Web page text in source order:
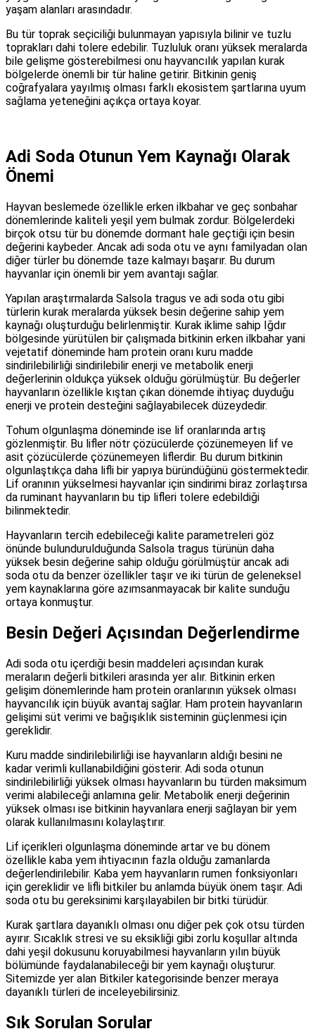
yaşam alanları arasındadır.
Bu tür toprak seçiciliği bulunmayan yapısıyla bilinir ve tuzlu
toprakları dahi tolere edebilir. Tuzluluk oranı yüksek meralarda
bile gelişme gösterebilmesi onu hayvancılık yapılan kurak
bölgelerde önemli bir tür haline getirir. Bitkinin geniş
coğrafyalara yayılmış olması farklı ekosistem şartlarına uyum
sağlama yeteneğini açıkça ortaya koyar.
Adi Soda Otunun Yem Kaynağı Olarak
Önemi
Hayvan beslemede özellikle erken ilkbahar ve geç sonbahar
dönemlerinde kaliteli yeşil yem bulmak zordur. Bölgelerdeki
birçok otsu tür bu dönemde dormant hale geçtiği için besin
değerini kaybeder. Ancak adi soda otu ve aynı familyadan olan
diğer türler bu dönemde taze kalmayı başarır. Bu durum
hayvanlar için önemli bir yem avantajı sağlar.
Yapılan araştırmalarda Salsola tragus ve adi soda otu gibi
türlerin kurak meralarda yüksek besin değerine sahip yem
kaynağı oluşturduğu belirlenmiştir. Kurak iklime sahip Iğdır
bölgesinde yürütülen bir çalışmada bitkinin erken ilkbahar yani
vejetatif döneminde ham protein oranı kuru madde
sindirilebilirliği sindirilebilir enerji ve metabolik enerji
değerlerinin oldukça yüksek olduğu görülmüştür. Bu değerler
hayvanların özellikle kıştan çıkan dönemde ihtiyaç duyduğu
enerji ve protein desteğini sağlayabilecek düzeydedir.
Tohum olgunlaşma döneminde ise lif oranlarında artış
gözlenmiştir. Bu lifler nötr çözücülerde çözünemeyen lif ve
asit çözücülerde çözünemeyen liflerdir. Bu durum bitkinin
olgunlaştıkça daha lifli bir yapıya büründüğünü göstermektedir.
Lif oranının yükselmesi hayvanlar için sindirimi biraz zorlaştırsa
da ruminant hayvanların bu tip lifleri tolere edebildiği
bilinmektedir.
Hayvanların tercih edebileceği kalite parametreleri göz
önünde bulundurulduğunda Salsola tragus türünün daha
yüksek besin değerine sahip olduğu görülmüştür ancak adi
soda otu da benzer özellikler taşır ve iki türün de geleneksel
yem kaynaklarına göre azımsanmayacak bir kalite sunduğu
ortaya konmuştur.
Besin Değeri Açısından Değerlendirme
Adi soda otu içerdiği besin maddeleri açısından kurak
meraların değerli bitkileri arasında yer alır. Bitkinin erken
gelişim dönemlerinde ham protein oranlarının yüksek olması
hayvancılık için büyük avantaj sağlar. Ham protein hayvanların
gelişimi süt verimi ve bağışıklık sisteminin güçlenmesi için
gereklidir.
Kuru madde sindirilebilirliği ise hayvanların aldığı besini ne
kadar verimli kullanabildiğini gösterir. Adi soda otunun
sindirilebilirliği yüksek olması hayvanların bu türden maksimum
verimi alabileceği anlamına gelir. Metabolik enerji değerinin
yüksek olması ise bitkinin hayvanlara enerji sağlayan bir yem
olarak kullanılmasını kolaylaştırır.
Lif içerikleri olgunlaşma döneminde artar ve bu dönem
özellikle kaba yem ihtiyacının fazla olduğu zamanlarda
değerlendirilebilir. Kaba yem hayvanların rumen fonksiyonları
için gereklidir ve lifli bitkiler bu anlamda büyük önem taşır. Adi
soda otu bu gereksinimi karşılayabilen bir bitki türüdür.
Kurak şartlara dayanıklı olması onu diğer pek çok otsu türden
ayırır. Sıcaklık stresi ve su eksikliği gibi zorlu koşullar altında
dahi yeşil dokusunu koruyabilmesi hayvanların yılın büyük
bölümünde faydalanabileceği bir yem kaynağı oluşturur.
Sitemizde yer alan Bitkiler kategorisinde benzer meraya
dayanıklı türleri de inceleyebilirsiniz.
Sık Sorulan Sorular